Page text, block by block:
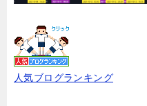
人気ブログランキング